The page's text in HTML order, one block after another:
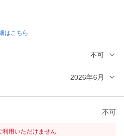
はこちら
不可
2026年6月
不可
利用いただけません